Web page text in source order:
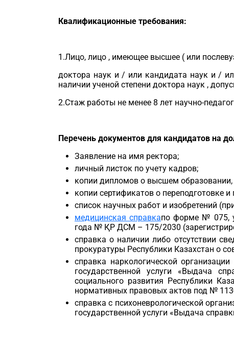
Квалификационные требования:
1.Лицо, лицо , имеющее высшее ( или
доктора наук и / или кандидата наук и /
наличии ученой степени доктора наук ,
2.Стаж работы не менее 8 лет научно-
Перечень документов для кандидатов на
Заявление на имя ректора;
личный листок по учету кадров;
копии дипломов о высшем образовании,
копии сертификатов о переподготовке
список научных работ и изобретений
медицинская справкапо форме № 075,
года № ҚР ДСМ – 175/2030
справка о наличии либо отсутствии
прокуратуры Республики Казахстан о
справка наркологической
государственной услуги «Выдача
социального развития Республики
нормативных правовых актов под №
справка с психоневрологической
государственной услуги «Выдача